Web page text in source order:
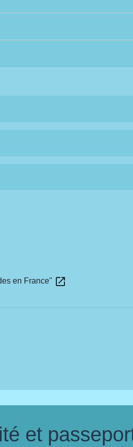
en France" open_in_new
et